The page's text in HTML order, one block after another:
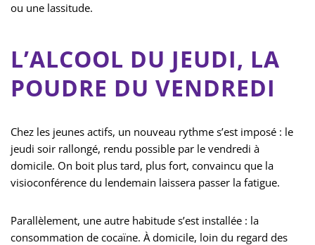
ou une lassitude.
L’ALCOOL DU JEUDI, LA
POUDRE DU VENDREDI
Chez les jeunes actifs, un nouveau rythme s’est imposé : le
jeudi soir rallongé, rendu possible par le vendredi à
domicile. On boit plus tard, plus fort, convaincu que la
visioconférence du lendemain laissera passer la fatigue.
Parallèlement, une autre habitude s’est installée : la
consommation de cocaïne. À domicile, loin du regard des